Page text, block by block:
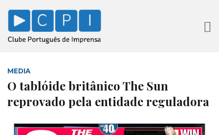
MEDIA
O tablóide britânico The Sun
reprovado pela entidade reguladora